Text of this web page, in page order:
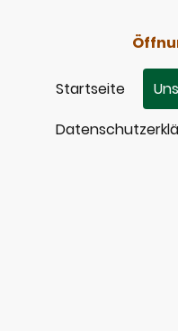
Startseite